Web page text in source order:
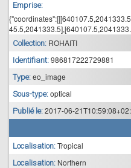
Emprise:
Collection: ROHAITI
Identifiant: 986817222729881
Type: eo_image
Sous-type: optical
Publié le: 2017-06-
Localisation: Tropical
Localisation: Northern